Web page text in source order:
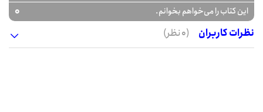
این کتاب را می‌خواهم بخوانم.
0
نظرات کاربران
(0 نظر)